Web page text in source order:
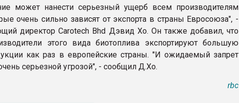
может нанести серьезный ущерб всем производителям
очень сильно зависят от экспорта в страны Евросоюза", -
директор Carotech Bhd Дэвид Хо. Он также добавил, что
этого вида биотоплива экспортируют большую
как раз в европейские страны. "И ожидаемый запрет
серьезной угрозой", - сообщил Д.Хо.
rbc